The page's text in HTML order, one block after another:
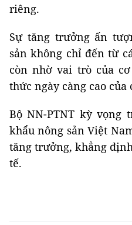
riêng.
Sự tăng trưởng ấn
sản không chỉ đến từ
còn nhờ vai trò của
thức ngày càng cao của
Bộ NN-PTNT kỳ vọng
khẩu nông sản Việt
tăng trưởng, khẳng
tế.